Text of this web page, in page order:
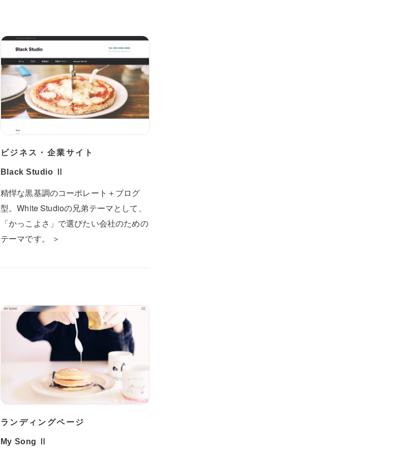
ビジネス・企業サイト
Black Studio Ⅱ
精悍な黒基調のコーポレート＋ブログ
型。White Studioの兄弟テーマとして、
「かっこよさ」で選びたい会社のための
テーマです。 ＞
ランディングページ
My Song Ⅱ